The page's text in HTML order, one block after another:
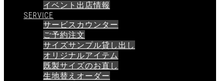
イベント出店情報
SERVICE
サービスカウンター
ご予約注文
サイズサンプル貸し出し
オリジナルアイテム
既製サイズのお直し
生地替えオーダー